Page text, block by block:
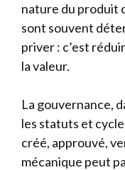
nature du produit
sont souvent
priver : c’est
la valeur.
La gouvernance,
les statuts et
créé, approuvé,
mécanique peut